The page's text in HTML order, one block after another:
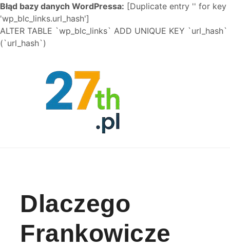
Błąd bazy danych WordPressa: [Duplicate entry '' for key
'wp_blc_links.url_hash']
ALTER TABLE `wp_blc_links` ADD UNIQUE KEY `url_hash`
(`url_hash`)
Dlaczego
Frankowicze